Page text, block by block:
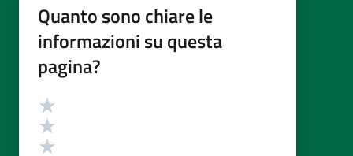
Quanto sono chiare le
informazioni su questa
pagina?
Valutazione